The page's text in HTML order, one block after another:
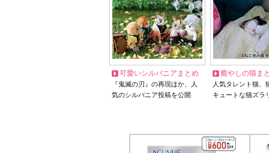
可愛いシルバニアまとめ
『鬼滅の刃』の再現ほか、人
気のシルバニア投稿を公開
癒やしの猫ま
人気タレント猫
キュートな猫ズラ